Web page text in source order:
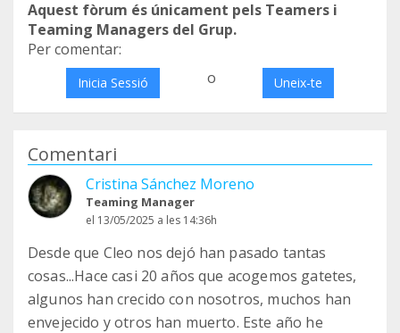
Aquest fòrum és únicament pels Teamers i
Teaming Managers del Grup.
Per comentar:
Inicia Sessió o Uneix-te
Comentari
Cristina Sánchez Moreno
Teaming Manager
el 13/05/2025 a les 14:36h
Desde que Cleo nos dejó han pasado tantas
cosas...Hace casi 20 años que acogemos gatetes,
algunos han crecido con nosotros, muchos han
envejecido y otros han muerto. Este año he